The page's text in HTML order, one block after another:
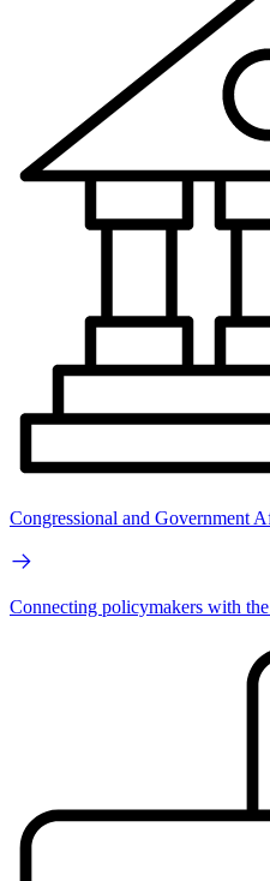
Congressional and Government
Connecting policymakers with